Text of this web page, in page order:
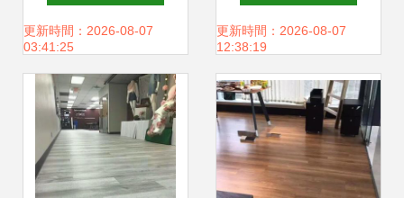
板的魅力與實用指
南
更新時間：2026-08-07
03:41:25
革新方案
更新時間：2026-08-07
12:38:19